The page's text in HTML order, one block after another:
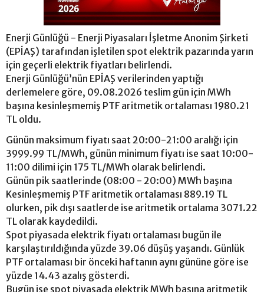
Enerji Günlüğü - Enerji Piyasaları İşletme Anonim Şirketi
(EPİAŞ) tarafından işletilen spot elektrik pazarında yarın
için geçerli elektrik fiyatları belirlendi.
Enerji Günlüğü’nün EPİAŞ verilerinden yaptığı
derlemelere göre, 09.08.2026 teslim gün için MWh
başına kesinleşmemiş PTF aritmetik ortalaması 1980.21
TL oldu.
Günün maksimum fiyatı saat 20:00-21:00 aralığı için
3999.99 TL/MWh, günün minimum fiyatı ise saat 10:00-
11:00 dilimi için 175 TL/MWh olarak belirlendi.
Günün pik saatlerinde (08:00 - 20:00) MWh başına
Kesinleşmemiş PTF aritmetik ortalaması 889.19 TL
olurken, pik dışı saatlerde ise aritmetik ortalama 3071.22
TL olarak kaydedildi.
Spot piyasada elektrik fiyatı ortalaması bugün ile
karşılaştırıldığında yüzde 39.06 düşüş yaşandı. Günlük
PTF ortalaması bir önceki haftanın aynı gününe göre ise
yüzde 14.43 azalış gösterdi.
Bugün ise spot piyasada elektrik MWh başına aritmetik